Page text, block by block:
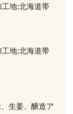
地:北海道帯
地:北海道帯
生姜、醸造ア